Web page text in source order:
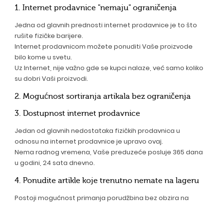
1. Internet prodavnice "nemaju" ograničenja
Jedna od glavnih prednosti internet prodavnice je to što
rušite fizičke barijere.
Internet prodavnicom možete ponuditi Vaše proizvode
bilo kome u svetu.
Uz Internet, nije važno gde se kupci nalaze, već samo koliko
su dobri Vaši proizvodi.
2. Mogućnost sortiranja artikala bez ograničenja
3. Dostupnost internet prodavnice
Jedan od glavnih nedostataka fizičkih prodavnica u
odnosu na internet prodavnice je upravo ovaj.
Nema radnog vremena, Vaše preduzeće posluje 365 dana
u godini, 24 sata dnevno.
4. Ponudite artikle koje trenutno nemate na lageru
Postoji mogućnost primanja porudžbina bez obzira na